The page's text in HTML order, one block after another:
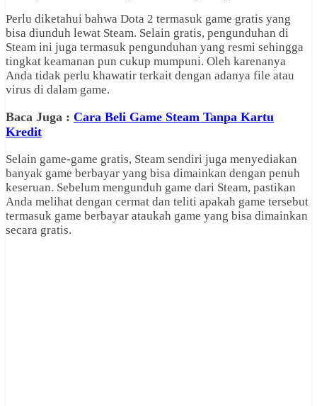
Perlu diketahui bahwa Dota 2 termasuk game gratis yang
bisa diunduh lewat Steam. Selain gratis, pengunduhan di
Steam ini juga termasuk pengunduhan yang resmi sehingga
tingkat keamanan pun cukup mumpuni. Oleh karenanya
Anda tidak perlu khawatir terkait dengan adanya file atau
virus di dalam game.
Baca Juga : Cara Beli Game Steam Tanpa Kartu
Kredit
Selain game-game gratis, Steam sendiri juga menyediakan
banyak game berbayar yang bisa dimainkan dengan penuh
keseruan. Sebelum mengunduh game dari Steam, pastikan
Anda melihat dengan cermat dan teliti apakah game tersebut
termasuk game berbayar ataukah game yang bisa dimainkan
secara gratis.